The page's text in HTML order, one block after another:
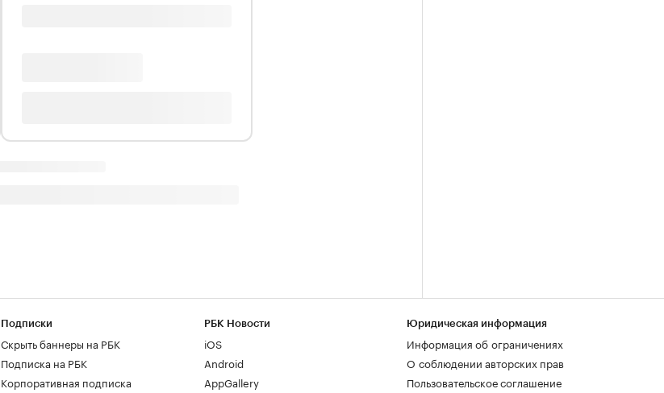
Подписки
Скрыть баннеры на РБК
Подписка на РБК
Корпоративная подписка
РБК Новости
iOS
Android
AppGallery
Юридическая информация
Информация об ограничениях
О соблюдении авторских прав
Пользовательское соглашение